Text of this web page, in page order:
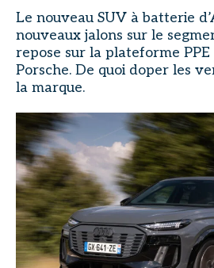
Le nouveau SUV à batterie
nouveaux jalons sur le
repose sur la plateforme
Porsche. De quoi doper les
la marque.